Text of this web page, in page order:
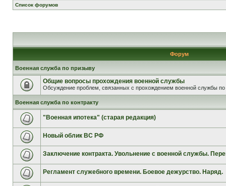
Список форумов
Форум
Военная служба по призыву
Общие вопросы прохождения военной службы
Обсуждение проблем, связанных с прохождением военной службы по
Военная служба по контракту
"Военная ипотека" (старая редакция)
Новый облик ВС РФ
Заключение контракта. Увольнение с военной службы.
Регламент служебного времени. Боевое дежурство. Наряд.